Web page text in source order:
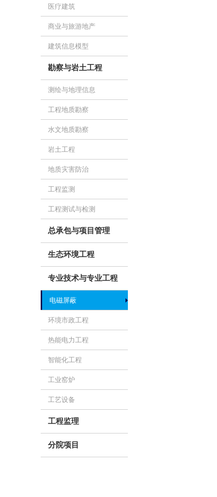
医疗建筑
商业与旅游地产
建筑信息模型
勘察与岩土工程
测绘与地理信息
工程地质勘察
水文地质勘察
岩土工程
地质灾害防治
工程监测
工程测试与检测
总承包与项目管理
生态环境工程
专业技术与专业工程
电磁屏蔽
环境市政工程
热能电力工程
智能化工程
工业窑炉
工艺设备
工程监理
分院项目